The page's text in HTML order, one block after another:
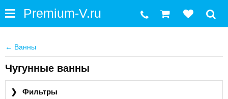
← Ванны
Чугунные ванны
❯ Фильтры